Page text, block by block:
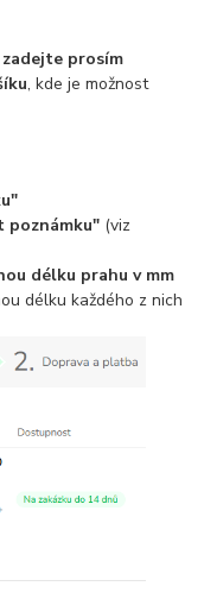
prosím
, kde je možnost
poznámku" (viz
délku prahu v mm
délku každého z nich